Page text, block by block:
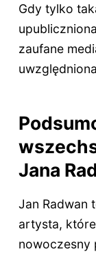
Gdy tylko
zaufane
Jana
Jan Radwan
artysta,
nowoczesny